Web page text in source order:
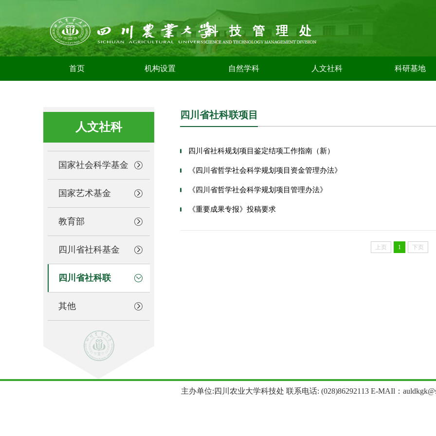
科技管理处
首页 机构设置 自然学科 人文社科 科研基地
人文社科
国家社会科学基金
国家艺术基金
教育部
四川省社科基金
四川省社科联
其他
四川省社科联项目
四川省社科规划项目鉴定结项工作指南（新）
《四川省哲学社会科学规划项目资金管理办法》
《四川省哲学社会科学规划项目管理办法》
《重要成果专报》投稿要求
上页 1 下页
主办单位:四川农业大学科技处 联系电话: (028)86292113 E-MAIl：